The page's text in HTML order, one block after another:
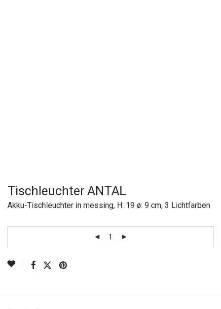
Tischleuchter ANTAL
Akku-Tischleuchter in messing, H: 19 ø: 9 cm, 3 Lichtfarben